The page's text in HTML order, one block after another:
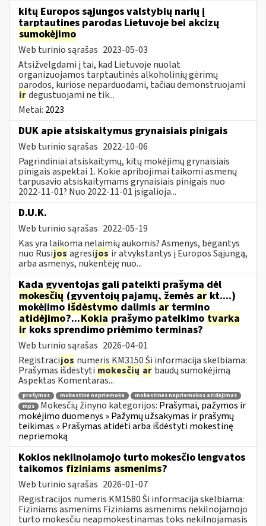
kitų Europos sąjungos valstybių narių į
tarptautines parodas Lietuvoje bei akcizų
sumokėjimo
Web turinio sąrašas 2023-05-03
Atsižvelgdami į tai, kad Lietuvoje nuolat
organizuojamos tarptautinės alkoholinių gėrimų
parodos, kuriose neparduodami, tačiau demonstruojami
irdegustuojami ne tik...
Metai: 2023
DUK apie atsiskaitymus grynaisiais pinigais
Web turinio sąrašas 2022-10-06
Pagrindiniai atsiskaitymų, kitų mokėjimų grynaisiais
pinigais aspektai 1. Kokie apribojimai taikomi asmenų
tarpusavio atsiskaitymams grynaisiais pinigais nuo
2022-11-01? Nuo 2022-11-01 įsigalioja...
D.U.K.
Web turinio sąrašas 2022-05-19
Kas yra laikoma nelaimių aukomis? Asmenys, bėgantys
nuo Rusijos agresijos ir atvykstantys į Europos Sąjungą,
arba asmenys, nukentėję nuo...
Kada gyventojas gali pateikti prašymą dėl
mokesčių (gyventojų pajamų, žemės ar kt....)
mokėjimo išdėstymo dalimis ar termino
atidėjimo?...Kokiaprašymo pateikimo tvarka
irkoks sprendimo priėmimo terminas?
Web turinio sąrašas 2026-04-01
Registracijos numeris KM3150 Ši informacija skelbiama:
Prašymas išdėstyti mokesčių ar baudų sumokėjimą
Aspektas Komentaras...
prašymas mokestinė nepriemoka
mokestinės nepriemokos atidėjimas
mps
Mokesčių žinyno kategorijos: Prašymai, pažymos ir
mokėjimo duomenys » Pažymų užsakymas ir prašymų
teikimas » Prašymas atidėti arba išdėstyti mokestinę
nepriemoką
Kokios nekilnojamojo turto mokesčio lengvatos
taikomos fiziniams asmenims?
Web turinio sąrašas 2026-01-07
Registracijos numeris KM1580 Ši informacija skelbiama:
Fiziniams asmenims Fiziniams asmenims nekilnojamojo
turto mokesčiu neapmokestinamas toks nekilnojamasis